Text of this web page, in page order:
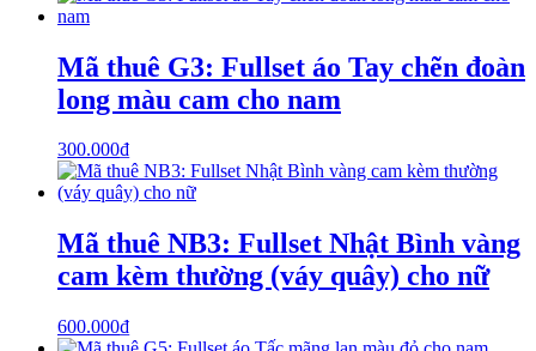
Mã thuê G3: Fullset áo Tay chẽn đoàn
long màu cam cho nam
300.000₫
Mã thuê NB3: Fullset Nhật Bình vàng
cam kèm thường (váy quây) cho nữ
600.000₫